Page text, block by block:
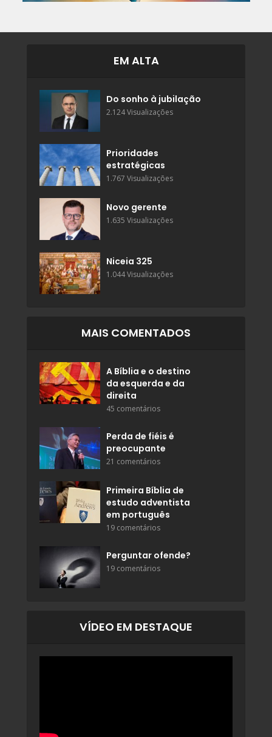
EM ALTA
Do sonho à jubilação
2.124 Visualizações
Prioridades
estratégicas
1.767 Visualizações
Novo gerente
1.635 Visualizações
Niceia 325
1.044 Visualizações
MAIS COMENTADOS
A Bíblia e o destino
da esquerda e da
direita
45 comentários
Perda de fiéis é
preocupante
21 comentários
Primeira Bíblia de
estudo adventista
em português
19 comentários
Perguntar ofende?
19 comentários
VÍDEO EM DESTAQUE